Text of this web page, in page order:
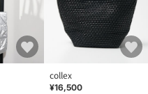
collex
¥16,500